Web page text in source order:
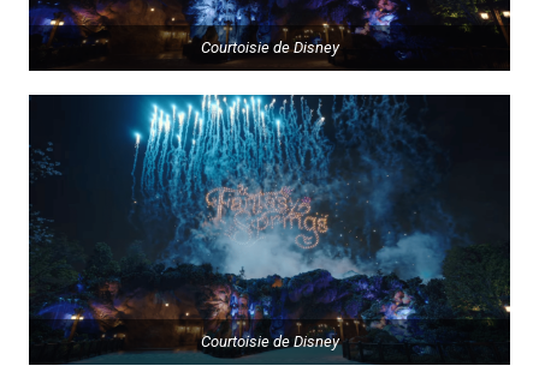
Courtoisie de Disney
Courtoisie de Disney